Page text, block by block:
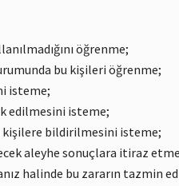
öğrenme;
bu kişileri öğrenme;
isteme;
edilmesini isteme;
kişilere bildirilmesini isteme;
aleyhe sonuçlara itiraz
halinde bu zararın tazmin